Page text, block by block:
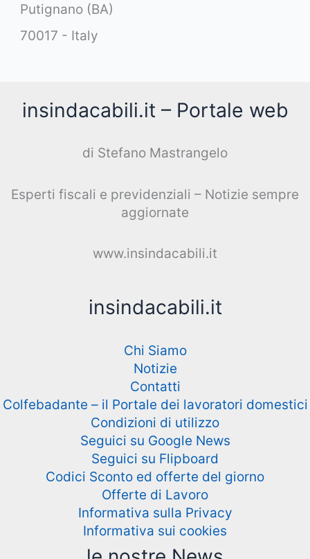
Putignano (BA)
70017 - Italy
insindacabili.it – Portale web
di Stefano Mastrangelo
Esperti fiscali e previdenziali – Notizie sempre
aggiornate
www.insindacabili.it
insindacabili.it
Chi Siamo
Notizie
Contatti
Colfebadante – il Portale dei lavoratori domestici
Condizioni di utilizzo
Seguici su Google News
Seguici su Flipboard
Codici Sconto ed offerte del giorno
Offerte di Lavoro
Informativa sulla Privacy
Informativa sui cookies